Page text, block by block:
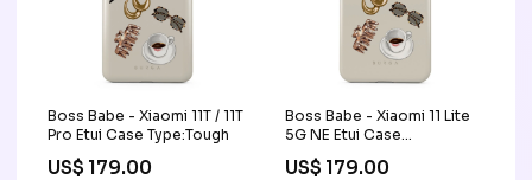
Boss Babe - Xiaomi 11T / 11T
Pro Etui Case Type:Tough
US$ 179.00
Boss Babe - Xiaomi 11 Lite
5G NE Etui Case
Type:Tough
US$ 179.00